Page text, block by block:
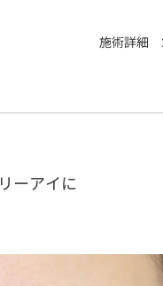
施術詳細
ーアイに